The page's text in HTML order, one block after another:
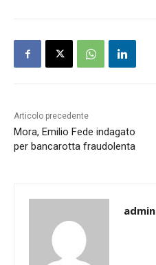
Articolo precedente
Mora, Emilio Fede indagato
per bancarotta fraudolenta
admin